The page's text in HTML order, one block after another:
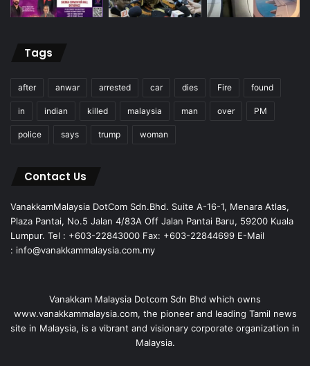
Tags
after anwar arrested car dies Fire found
in indian killed malaysia man over PM
police says trump woman
Contact Us
VanakkamMalaysia DotCom Sdn.Bhd. Suite A-16-1, Menara Atlas,
Plaza Pantai, No.5 Jalan 4/83A Off Jalan Pantai Baru, 59200 Kuala
Lumpur. Tel : +603-22843000 Fax: +603-22844699 E-Mail
: info@vanakkammalaysia.com.my
Vanakkam Malaysia Dotcom Sdn Bhd which owns
www.vanakkammalaysia.com, the pioneer and leading Tamil news
site in Malaysia, is a vibrant and visionary corporate organization in
Malaysia.